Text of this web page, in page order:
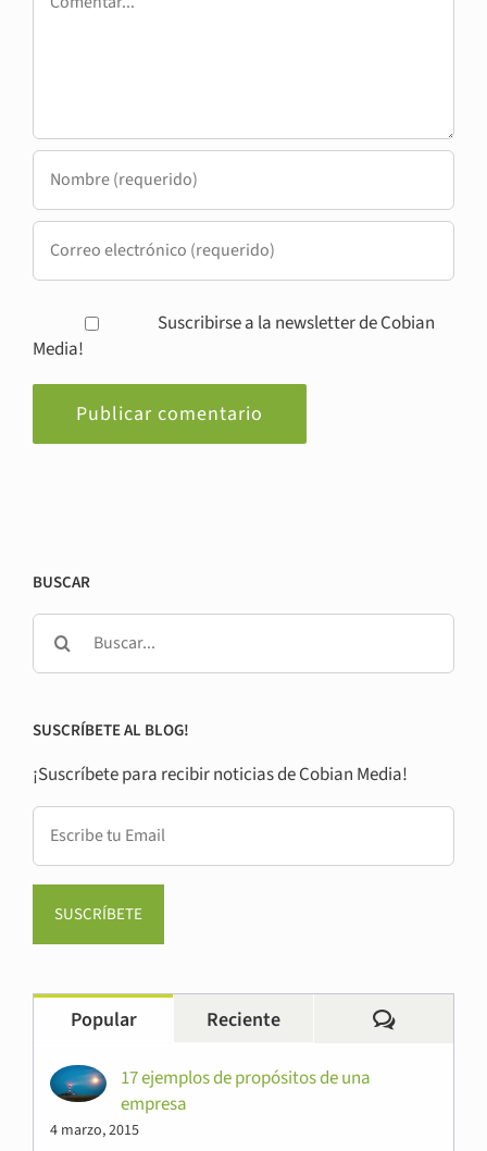
Suscribirse a la newsletter de Cobian
Media!
BUSCAR
Buscar:
SUSCRÍBETE AL BLOG!
¡Suscríbete para recibir noticias de Cobian Media!
Popular Reciente
17 ejemplos de propósitos de una
empresa
4 marzo, 2015